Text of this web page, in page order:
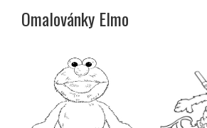
Omalovánky Elmo